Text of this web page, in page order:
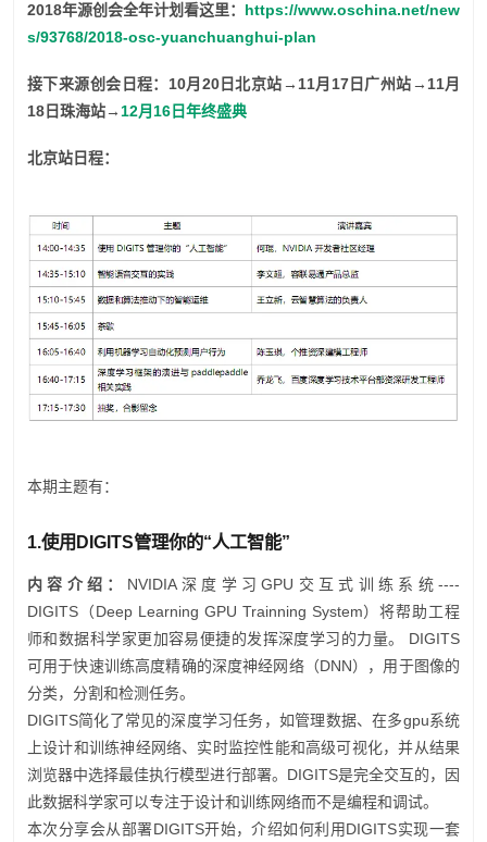
2018年源创会全年计划看这里： https://www.oschina.net/new
s/93768/2018-osc-yuanchuanghui-plan
接下来源创会日程：10月20日北京站→11月17日广州站→11月
18日珠海站→12月16日年终盛典
北京站日程：
本期主题有：
1.使用DIGITS管理你的“人工智能”
内容介绍： NVIDIA深度学习GPU交互式训练系统----
DIGITS（Deep Learning GPU Trainning System）将帮助工程
师和数据科学家更加容易便捷的发挥深度学习的力量。 DIGITS
可用于快速训练高度精确的深度神经网络（DNN），用于图像的
分类，分割和检测任务。
DIGITS简化了常见的深度学习任务，如管理数据、在多gpu系统
上设计和训练神经网络、实时监控性能和高级可视化，并从结果
浏览器中选择最佳执行模型进行部署。DIGITS是完全交互的，因
此数据科学家可以专注于设计和训练网络而不是编程和调试。
本次分享会从部署DIGITS开始，介绍如何利用DIGITS实现一套